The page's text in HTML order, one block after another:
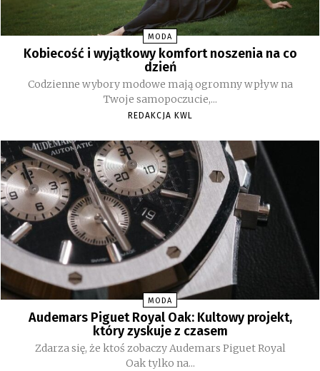
MODA
Kobiecość i wyjątkowy komfort noszenia na co
dzień
Codzienne wybory modowe mają ogromny wpływ na
Twoje samopoczucie,...
REDAKCJA KWL
MODA
Audemars Piguet Royal Oak: Kultowy projekt,
który zyskuje z czasem
Zdarza się, że ktoś zobaczy Audemars Piguet Royal
Oak tylko na...